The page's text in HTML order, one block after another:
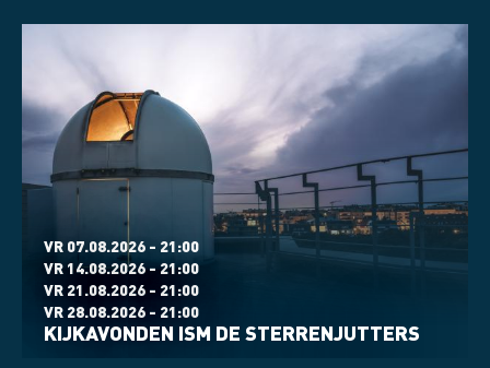
VR 07.08.2026 - 21:00
VR 14.08.2026 - 21:00
VR 21.08.2026 - 21:00
VR 28.08.2026 - 21:00
KIJKAVONDEN ISM DE STERRENJUTTERS